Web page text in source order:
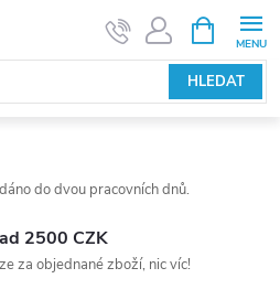
HLEDAT
NÁKUPNÍ
KOŠÍK
do dvou pracovních dnů.
2500 CZK
za objednané zboží, nic víc!